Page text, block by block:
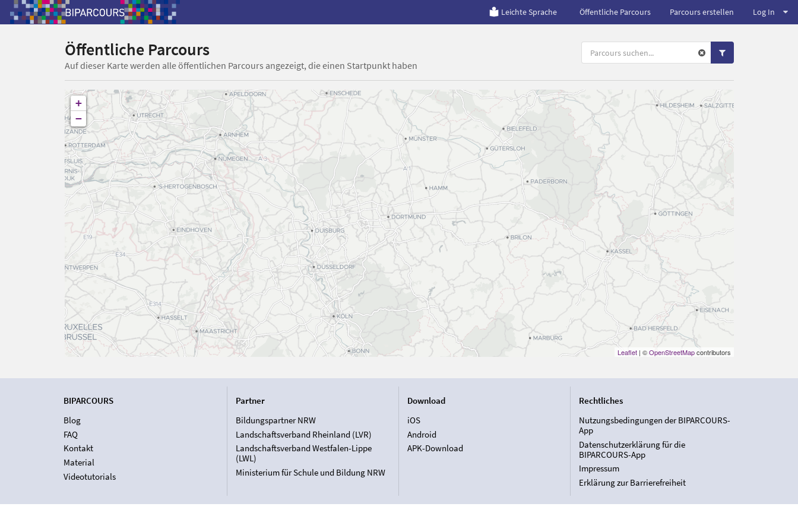
Leichte Sprache Öffentliche Parcours Parcours erstellen Log In
Öffentliche Parcours
Auf dieser Karte werden alle öffentlichen Parcours angezeigt, die einen Startpunkt haben
+
−
Leaflet| ©OpenStreetMapcontributors
BIPARCOURS
Blog
FAQ
Kontakt
Material
Videotutorials
Partner
Bildungspartner NRW
Landschaftsverband Rheinland (LVR)
Landschaftsverband Westfalen-Lippe
(LWL)
Ministerium für Schule und Bildung NRW
Download
iOS
Android
APK-Download
Rechtliches
Nutzungsbedingungen der BIPARCOURS-
App
Datenschutzerklärung für die
BIPARCOURS-App
Impressum
Erklärung zur Barrierefreiheit